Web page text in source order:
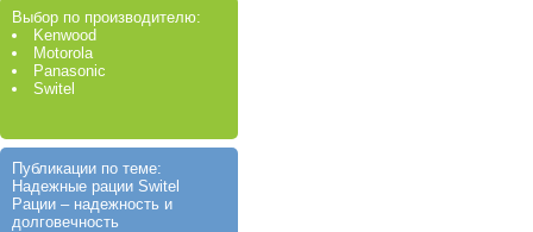
Выбор по производителю:
Kenwood
Motorola
Panasonic
Switel
Публикации по теме:
Надежные рации Switel
Рации – надежность и
долговечность